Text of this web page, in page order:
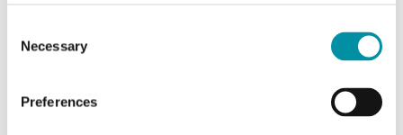
Selection
Necessary
Preferences
Equivalente
Industrietechnik